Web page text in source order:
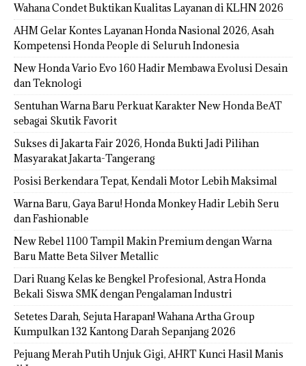
Wahana Condet Buktikan Kualitas Layanan di KLHN 2026
AHM Gelar Kontes Layanan Honda Nasional 2026, Asah
Kompetensi Honda People di Seluruh Indonesia
New Honda Vario Evo 160 Hadir Membawa Evolusi Desain
dan Teknologi
Sentuhan Warna Baru Perkuat Karakter New Honda BeAT
sebagai Skutik Favorit
Sukses di Jakarta Fair 2026, Honda Bukti Jadi Pilihan
Masyarakat Jakarta-Tangerang
Posisi Berkendara Tepat, Kendali Motor Lebih Maksimal
Warna Baru, Gaya Baru! Honda Monkey Hadir Lebih Seru
dan Fashionable
New Rebel 1100 Tampil Makin Premium dengan Warna
Baru Matte Beta Silver Metallic
Dari Ruang Kelas ke Bengkel Profesional, Astra Honda
Bekali Siswa SMK dengan Pengalaman Industri
Setetes Darah, Sejuta Harapan! Wahana Artha Group
Kumpulkan 132 Kantong Darah Sepanjang 2026
Pejuang Merah Putih Unjuk Gigi, AHRT Kunci Hasil Manis